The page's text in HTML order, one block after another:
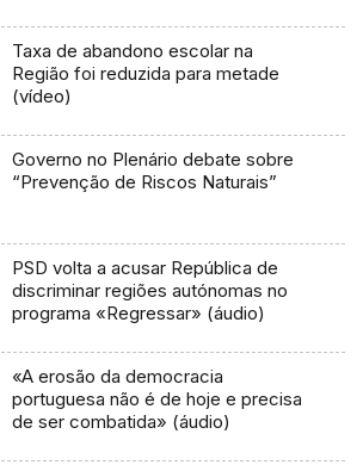
Taxa de abandono escolar na
Região foi reduzida para metade
(vídeo)
Governo no Plenário debate sobre
“Prevenção de Riscos Naturais”
PSD volta a acusar República de
discriminar regiões autónomas no
programa «Regressar» (áudio)
«A erosão da democracia
portuguesa não é de hoje e precisa
de ser combatida» (áudio)